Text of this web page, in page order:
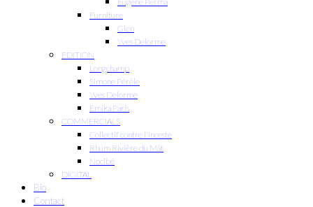
Furniture
Gien
Yves Delorme
EDITION
Longchamp
Simone Pérèle
Yves Delorme
Emika Paris
COMMERCIALS
Collectif contre l'inceste
Rhum Rivière du Mât
Nocibé
DIGITAL
Bio
Contact